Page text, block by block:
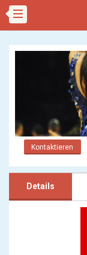
Kontaktieren
Details